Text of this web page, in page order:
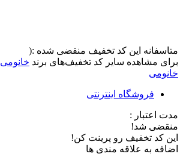
متاسفانه این کد تخفیف منقضی شده :(
برای مشاهده سایر کد تخفیف‌های برند خانومی
خانومی
فروشگاه اینترنتی
مدت اعتبار :
منقضی شد!
این کد تخفیف رو پرینت کن!
اضافه به علاقه مندی ها